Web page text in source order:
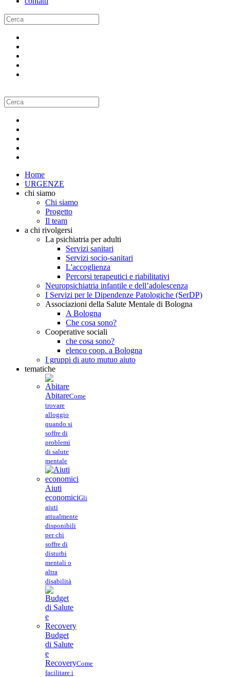
Home
URGENZE
chi siamo
Chi siamo
Progetto
Il team
a chi rivolgersi
La psichiatria per adulti
Servizi sanitari
Servizi socio-sanitari
L'accoglienza
Percorsi terapeutici e riabilitativi
Neuropsichiatria infantile e dell’adolescenza
I Servizi per le Dipendenze Patologiche (SerDP)
Associazioni della Salute Mentale di Bologna
A Bologna
Che cosa sono?
Cooperative sociali
che cosa sono?
elenco coop. a Bologna
I gruppi di auto mutuo aiuto
tematiche
AbitareCome
trovare
alloggio
quando si
soffre di
problemi
di salute
mentale
Aiuti
economiciGli
aiuti
attualmente
disponibili
per chi
soffre di
disturbi
mentali o
altra
disabilità
Budget
di Salute
e
RecoveryCome
facilitare i